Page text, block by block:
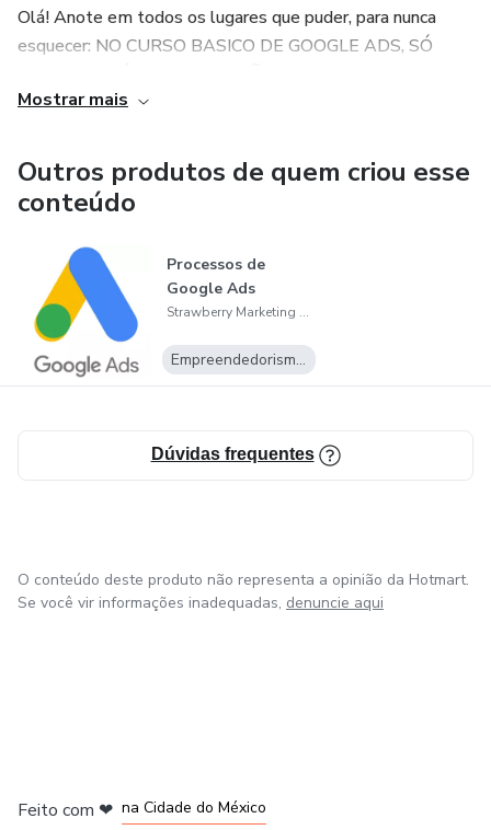
Olá! Anote em todos os lugares que puder, para nunca
esquecer: NO CURSO BASICO DE GOOGLE ADS, SÓ
Mostrar mais
Outros produtos de quem criou esse
conteúdo
Processos de
Google Ads
Strawberry Marketing Digital
Empreendedorismo Digital
Dúvidas frequentes
O conteúdo deste produto não representa a opinião da Hotmart.
Se você vir informações inadequadas, denuncie aqui
Feito com ❤ na Cidade do México